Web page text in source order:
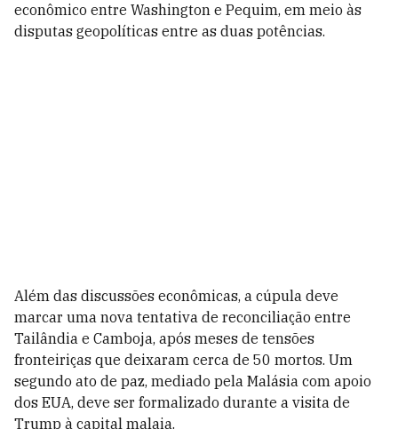
econômico entre Washington e Pequim, em meio às
disputas geopolíticas entre as duas potências.
Além das discussões econômicas, a cúpula deve
marcar uma nova tentativa de reconciliação entre
Tailândia e Camboja, após meses de tensões
fronteiriças que deixaram cerca de 50 mortos. Um
segundo ato de paz, mediado pela Malásia com apoio
dos EUA, deve ser formalizado durante a visita de
Trump à capital malaia.